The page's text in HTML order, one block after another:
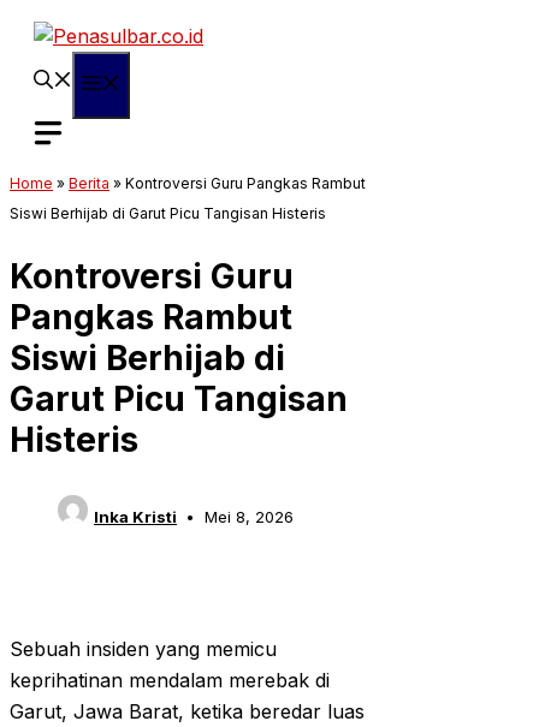
Langsung
Home » Berita » Kontroversi Guru Pangkas Rambut
Siswi Berhijab di Garut Picu Tangisan Histeris
Kontroversi Guru
Pangkas Rambut
Siswi Berhijab di
Garut Picu Tangisan
Histeris
Inka Kristi Mei 8, 2026
Sebuah insiden yang memicu
keprihatinan mendalam merebak di
Garut, Jawa Barat, ketika beredar luas